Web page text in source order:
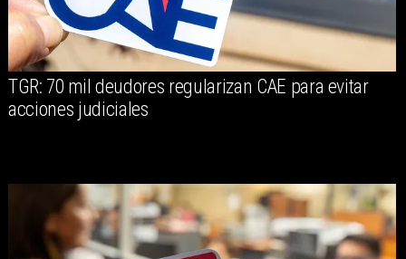
TGR: 70 mil deudores regularizan CAE para evitar
acciones judiciales